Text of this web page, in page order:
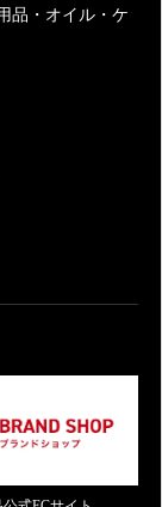
品・オイル・ケ